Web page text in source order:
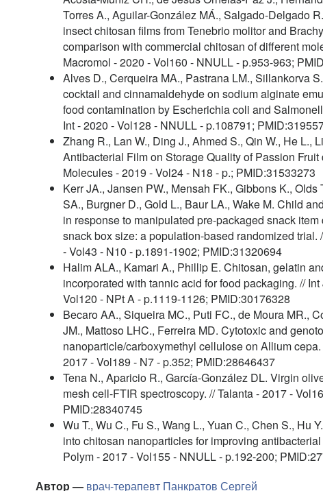
Torres A., Aguilar-González MÁ., Salgado-Delgado
insect chitosan films from Tenebrio molitor and
comparison with commercial chitosan of different
Macromol - 2020 - Vol160 - NNULL - p.953-963;
Alves D., Cerqueira MA., Pastrana LM., Sillankorva
cocktail and cinnamaldehyde on sodium alginate
food contamination by Escherichia coli and
Int - 2020 - Vol128 - NNULL - p.108791;
Zhang R., Lan W., Ding J., Ahmed S., Qin W., He L.,
Antibacterial Film on Storage Quality of Passion
Molecules - 2019 - Vol24 - N18 - p.; PMID:31533273
Kerr JA., Jansen PW., Mensah FK., Gibbons K.,
SA., Burgner D., Gold L., Baur LA., Wake M. Child
in response to manipulated pre-packaged snack
snack box size: a population-based randomized trial.
- Vol43 - N10 - p.1891-1902; PMID:31320694
Halim ALA., Kamari A., Phillip E. Chitosan, gelatin
incorporated with tannic acid for food packaging. //
Vol120 - NPt A - p.1119-1126; PMID:30176328
Becaro AA., Siqueira MC., Puti FC., de Moura MR.,
JM., Mattoso LHC., Ferreira MD. Cytotoxic and
nanoparticle/carboxymethyl cellulose on Allium
2017 - Vol189 - N7 - p.352; PMID:28646437
Tena N., Aparicio R., García-González DL. Virgin
mesh cell-FTIR spectroscopy. // Talanta - 2017 -
PMID:28340745
Wu T., Wu C., Fu S., Wang L., Yuan C., Chen S., Hu
into chitosan nanoparticles for improving
Polym - 2017 - Vol155 - NNULL - p.192-200;
Автор — врач-терапевт Панкратов Сергей